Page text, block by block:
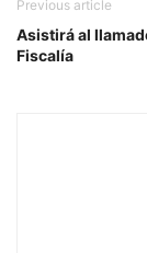
Previous article
Asistirá al
Fiscalía